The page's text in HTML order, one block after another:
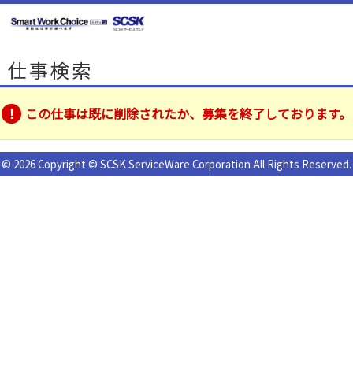
仕事検索
この仕事は既に削除されたか、募集を終了しております。
© 2026 Copyright © SCSK ServiceWare Corporation All Rights Reserved.